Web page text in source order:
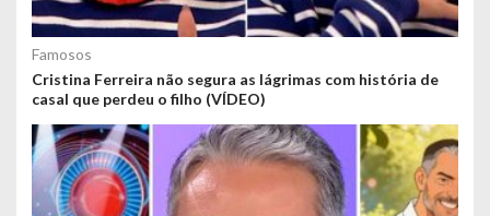
Famosos
Cristina Ferreira não segura as lágrimas com história de
casal que perdeu o filho (VÍDEO)